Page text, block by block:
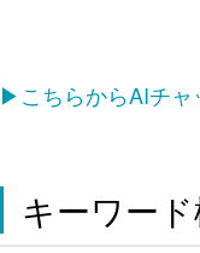
▶こちらからAIチャ
キーワー